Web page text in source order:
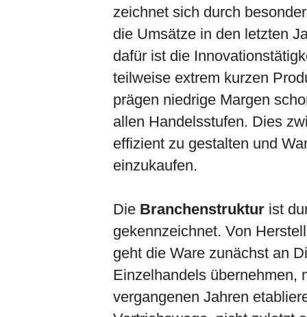
zeichnet sich durch
die Umsätze in den letzten
dafür ist die
teilweise extrem kurzen
prägen niedrige Margen
allen Handelsstufen. Dies
effizient zu gestalten und
einzukaufen.
Die Branchenstruktur ist
gekennzeichnet. Von
geht die Ware zunächst an
Einzelhandels übernehmen,
vergangenen Jahren